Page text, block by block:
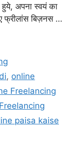
हुये, अपना स्वयं का
फ्रीलांस बिज़नस …
, online
Freelancing
paisa kaise